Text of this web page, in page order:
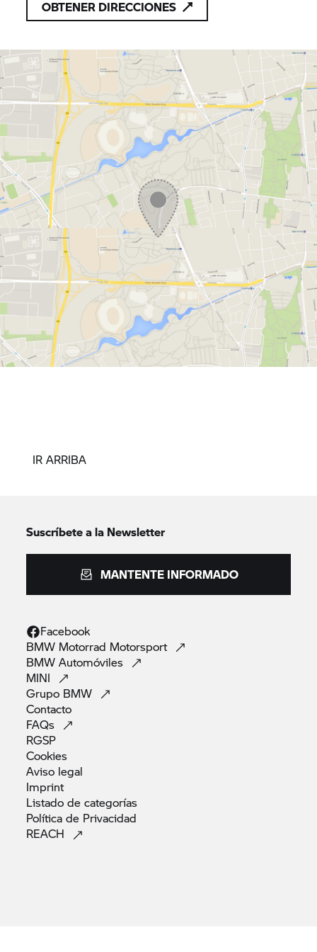
OBTENER DIRECCIONES
IR ARRIBA
Suscríbete a la Newsletter
MANTENTE INFORMADO
Facebook
BMW Motorrad Motorsport
BMWAutomóviles
MINI
Grupo BMW
Contacto
FAQs
RGSP
Cookies
Aviso legal
Imprint
Listado decategorías
Política de Privacidad
REACH